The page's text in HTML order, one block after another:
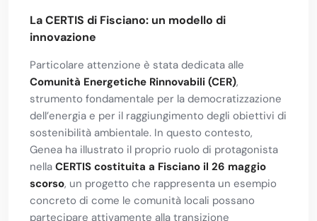
La CERTIS di Fisciano: un modello di
innovazione
Particolare attenzione è stata dedicata alle
Comunità Energetiche Rinnovabili (CER),
strumento fondamentale per la democratizzazione
dell’energia e per il raggiungimento degli obiettivi di
sostenibilità ambientale. In questo contesto,
Genea ha illustrato il proprio ruolo di protagonista
nella CERTIS costituita a Fisciano il 26 maggio
scorso, un progetto che rappresenta un esempio
concreto di come le comunità locali possano
partecipare attivamente alla transizione